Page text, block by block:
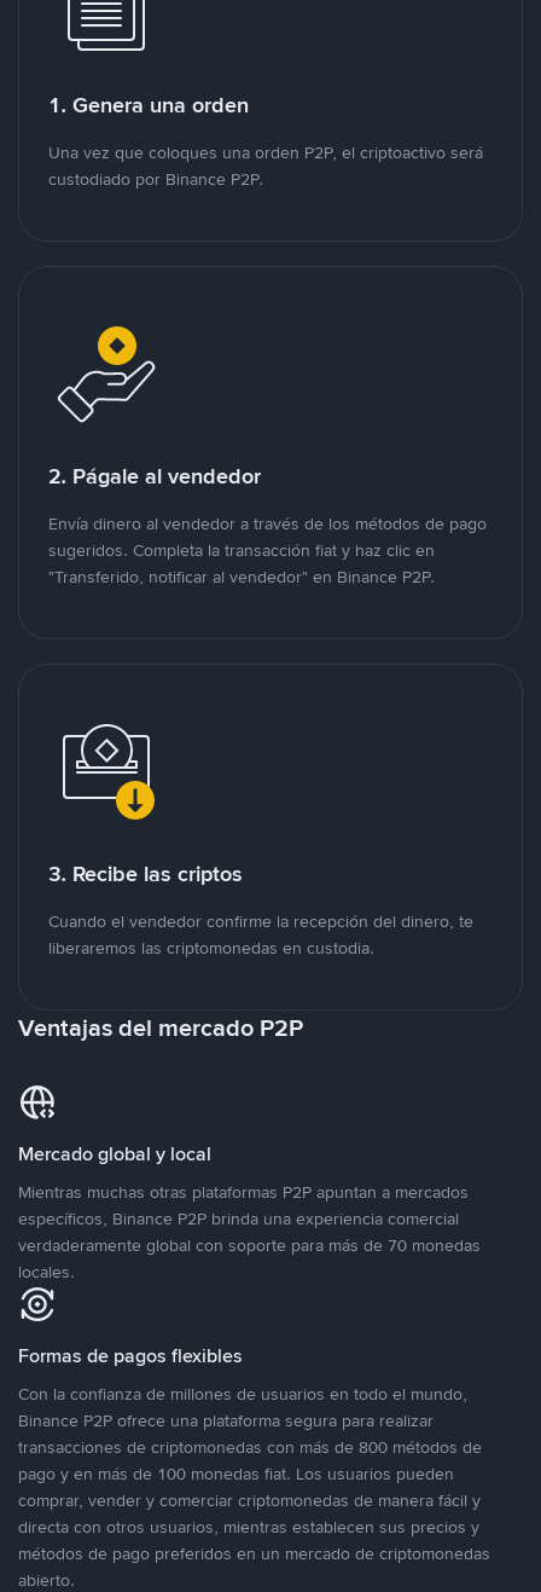
1. Genera una orden
Una vez que coloques una orden P2P, el criptoactivo será
custodiado por Binance P2P.
2. Págale al vendedor
Envía dinero al vendedor a través de los métodos de pago
sugeridos. Completa la transacción fiat y haz clic en
"Transferido, notificar al vendedor" en Binance P2P.
3. Recibe las criptos
Cuando el vendedor confirme la recepción del dinero, te
liberaremos las criptomonedas en custodia.
Ventajas del mercado P2P
Mercado global y local
Mientras muchas otras plataformas P2P apuntan a mercados
específicos, Binance P2P brinda una experiencia comercial
verdaderamente global con soporte para más de 70 monedas
locales.
Formas de pagos flexibles
Con la confianza de millones de usuarios en todo el mundo,
Binance P2P ofrece una plataforma segura para realizar
transacciones de criptomonedas con más de 800 métodos de
pago y en más de 100 monedas fiat. Los usuarios pueden
comprar, vender y comerciar criptomonedas de manera fácil y
directa con otros usuarios, mientras establecen sus precios y
métodos de pago preferidos en un mercado de criptomonedas
abierto.